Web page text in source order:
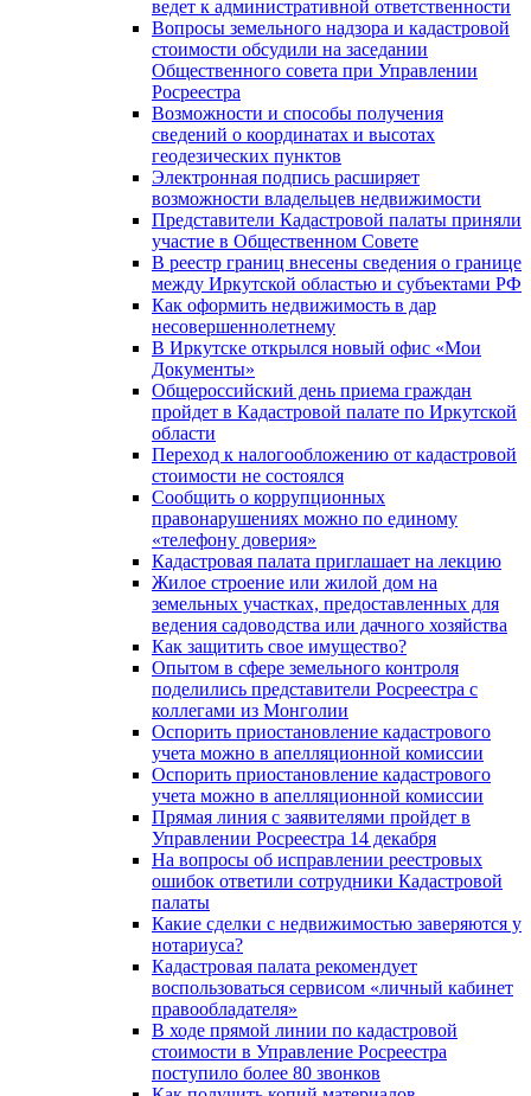
ведет к административной ответственности
Вопросы земельного надзора и кадастровой
стоимости обсудили на заседании
Общественного совета при Управлении
Росреестра
Возможности и способы получения
сведений о координатах и высотах
геодезических пунктов
Электронная подпись расширяет
возможности владельцев недвижимости
Представители Кадастровой палаты приняли
участие в Общественном Совете
В реестр границ внесены сведения о границе
между Иркутской областью и субъектами РФ
Как оформить недвижимость в дар
несовершеннолетнему
В Иркутске открылся новый офис «Мои
Документы»
Общероссийский день приема граждан
пройдет в Кадастровой палате по Иркутской
области
Переход к налогообложению от кадастровой
стоимости не состоялся
Сообщить о коррупционных
правонарушениях можно по единому
«телефону доверия»
Кадастровая палата приглашает на лекцию
Жилое строение или жилой дом на
земельных участках, предоставленных для
ведения садоводства или дачного хозяйства
Как защитить свое имущество?
Опытом в сфере земельного контроля
поделились представители Росреестра с
коллегами из Монголии
Оспорить приостановление кадастрового
учета можно в апелляционной комиссии
Оспорить приостановление кадастрового
учета можно в апелляционной комиссии
Прямая линия с заявителями пройдет в
Управлении Росреестра 14 декабря
На вопросы об исправлении реестровых
ошибок ответили сотрудники Кадастровой
палаты
Какие сделки с недвижимостью заверяются у
нотариуса?
Кадастровая палата рекомендует
воспользоваться сервисом «личный кабинет
правообладателя»
В ходе прямой линии по кадастровой
стоимости в Управление Росреестра
поступило более 80 звонков